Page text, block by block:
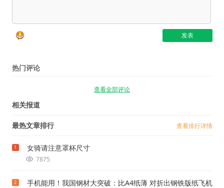
热门评论
查看全部评论
相关报道
最热文章排行 查看排行详情
1 女骑请注意罩杯尺寸
7875
2 手机能用！我国钢材大突破：比A4纸薄 对折出钢铁版纸飞机